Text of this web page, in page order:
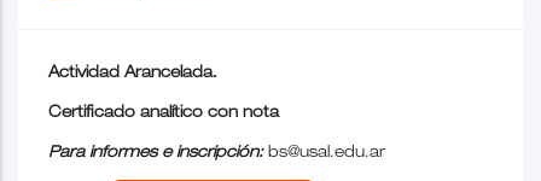
Actividad Arancelada.
Certificado analítico con nota
Para informes e inscripción:bs@usal.edu.ar